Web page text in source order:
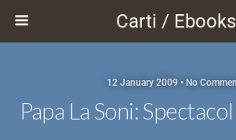
Carti / Ebooks
12 January 2009 • No
Papa La Soni: